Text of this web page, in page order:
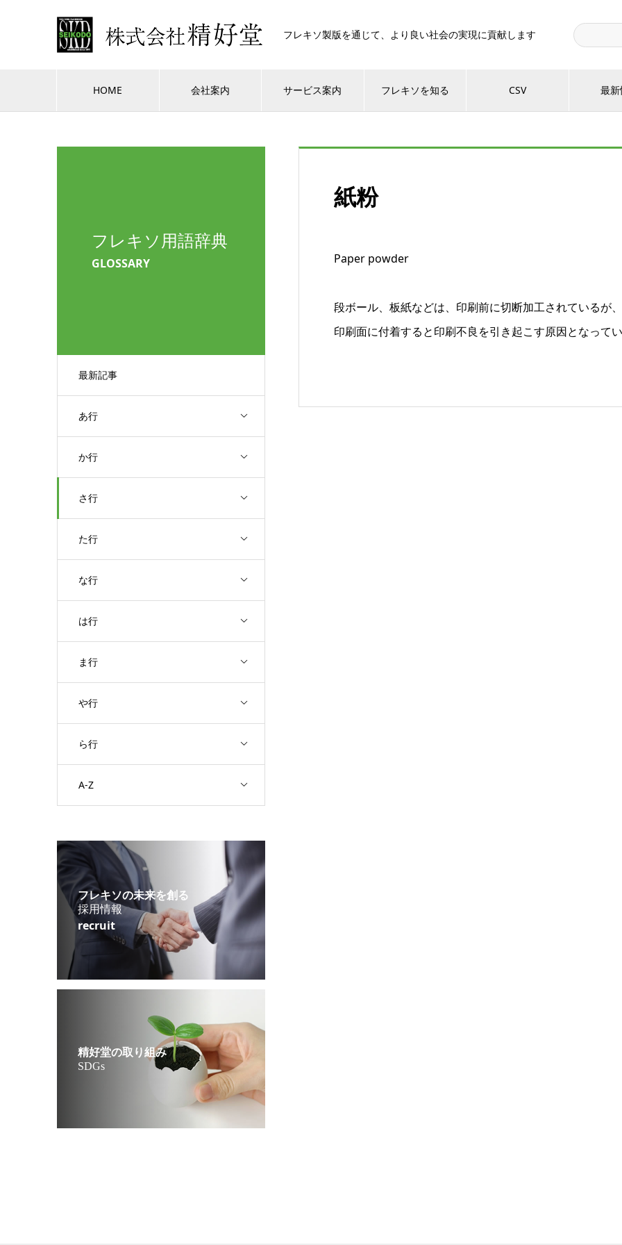
フレキソ製版を通じて、より良い社会の実現に貢献します
HOME 会社案内 サービス案内 フレキソを知る CSV 最
フレキソ用語辞典
GLOSSARY
最新記事
あ行
か行
さ行
た行
な行
は行
ま行
や行
ら行
A-Z
紙粉
Paper powder
段ボール、板紙などは、印刷前に切断加工されているが
印刷面に付着すると印刷不良を引き起こす原因となって
フレキソの未来を創る
採用情報
recruit
精好堂の取り組み
SDGs